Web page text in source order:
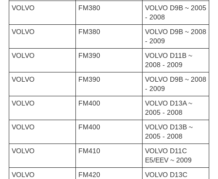
VOLVO
FM380
VOLVO D9B ~ 2005
- 2008
VOLVO
FM380
VOLVO D9B ~ 2008
- 2009
VOLVO
FM390
VOLVO D11B ~
2008 - 2009
VOLVO
FM390
VOLVO D9B ~ 2008
- 2009
VOLVO
FM400
VOLVO D13A ~
2005 - 2008
VOLVO
FM400
VOLVO D13B ~
2005 - 2008
VOLVO
FM410
VOLVO D11C
E5/EEV ~ 2009
VOLVO
FM420 VOLVO D13C